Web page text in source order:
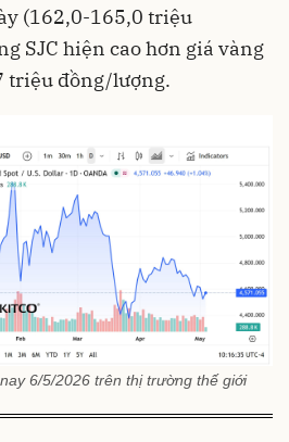
(162,0-165,0 triệu
SJC hiện cao hơn giá vàng
triệu đồng/lượng.
6/5/2026 trên thị trường thế giới